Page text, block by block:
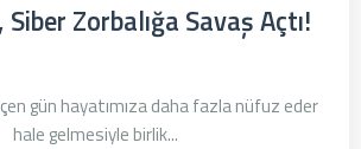
Zorbalığa Savaş Açtı!
gün hayatımıza daha fazla nüfuz eder
hale gelmesiyle birlik...